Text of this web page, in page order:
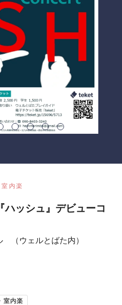
内楽
ハッシュ』デビューコ
（ウェルとばた内）
室内楽